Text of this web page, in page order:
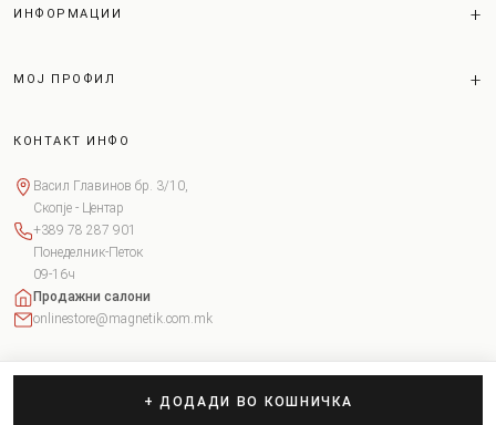
+ ДОДАДИ ВО КОШНИЧКА
ИНФОРМАЦИИ
МОЈ ПРОФИЛ
КОНТАКТ ИНФО
Васил Главинов бр. 3/10,
Скопје - Центар
+389 78 287 901
Понеделник-Петок
09-16ч
Продажни салони
onlinestore@magnetik.com.mk
Copyright © 2026 Magnetik. Сите права задржани. Поставки за колачиња